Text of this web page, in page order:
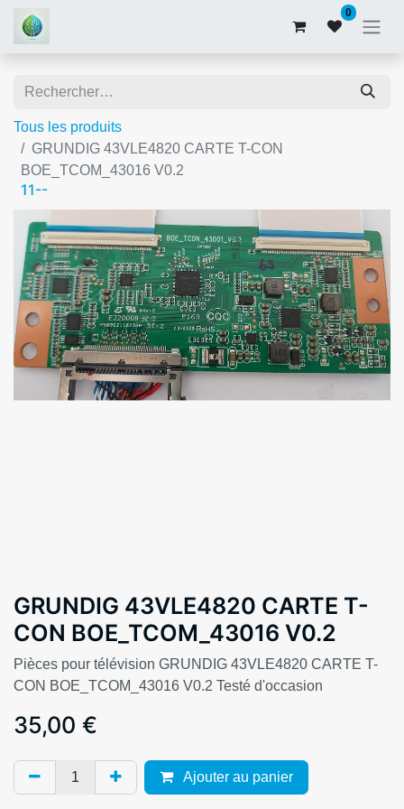
0
Tous les produits
GRUNDIG 43VLE4820 CARTE T-CON
BOE_TCOM_43016 V0.2
11--
GRUNDIG 43VLE4820 CARTE T-
CON BOE_TCOM_43016 V0.2
Pièces pour télévision GRUNDIG 43VLE4820 CARTE T-
CON BOE_TCOM_43016 V0.2 Testé d'occasion
35,00 €
Ajouter au panier